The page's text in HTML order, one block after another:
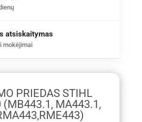
atsiskaitymas
mokėjimai
PRIEDAS STIHL
(MB443.1, MA443.1,